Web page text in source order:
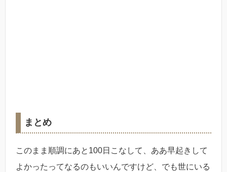
まとめ
このまま順調にあと100日こなして、ああ早起きして
よかったってなるのもいいんですけど、でも世にいる